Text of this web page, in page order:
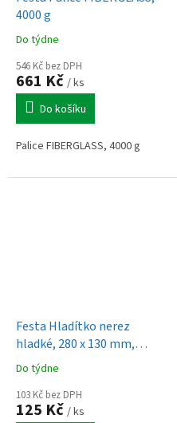
4000 g
Do týdne
546 Kč bez DPH
661 Kč / ks
Do košíku
Palice FIBERGLASS, 4000 g
Festa Hladítko nerez
hladké, 280 x 130 mm,
plastová rukojeť
Do týdne
103 Kč bez DPH
125 Kč / ks